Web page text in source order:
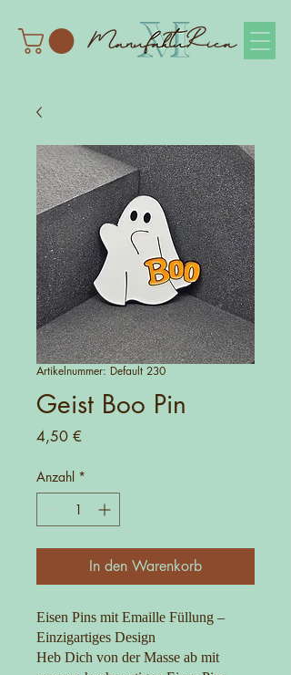
Artikelnummer: Default 230
Geist Boo Pin
4,50 €
Anzahl *
In den Warenkorb
Eisen Pins mit Emaille Füllung –
Einzigartiges Design
Heb Dich von der Masse ab mit